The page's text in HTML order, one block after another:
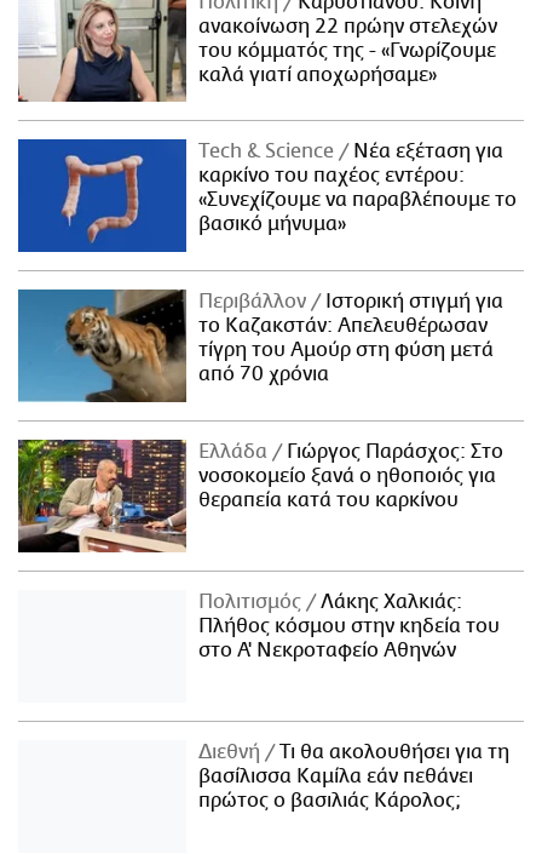
ανακοίνωση 22 πρώην στελεχών
του κόμματός της - «Γνωρίζουμε
καλά γιατί αποχωρήσαμε»
Τech & Science
Νέα εξέταση για
καρκίνο του παχέος εντέρου:
«Συνεχίζουμε να παραβλέπουμε το
βασικό μήνυμα»
Περιβάλλον
Ιστορική στιγμή για
το Καζακστάν: Απελευθέρωσαν
τίγρη του Αμούρ στη φύση μετά
από 70 χρόνια
Ελλάδα
Γιώργος Παράσχος: Στο
νοσοκομείο ξανά ο ηθοποιός για
θεραπεία κατά του καρκίνου
Πολιτισμός
Λάκης Χαλκιάς:
Πλήθος κόσμου στην κηδεία του
στο Α' Νεκροταφείο Αθηνών
Διεθνή
Τι θα ακολουθήσει για τη
βασίλισσα Καμίλα εάν πεθάνει
πρώτος ο βασιλιάς Κάρολος;